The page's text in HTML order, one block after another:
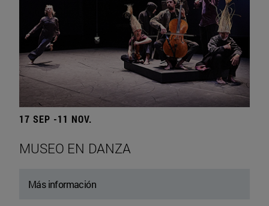
17 SEP -11 NOV.
MUSEO EN DANZA
Más información